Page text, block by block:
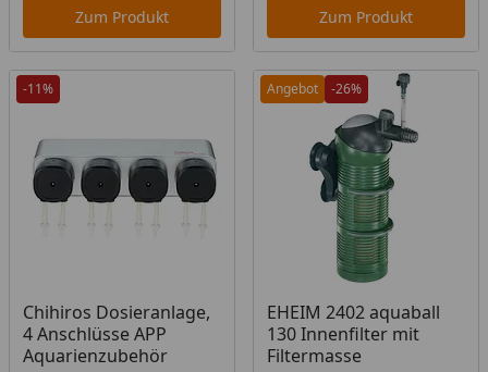
Zum Produkt Zum Produkt
-11%
Chihiros Dosieranlage,
4 Anschlüsse APP
Aquarienzubehör
Angebot -26%
EHEIM 2402 aquaball
130 Innenfilter mit
Filtermasse